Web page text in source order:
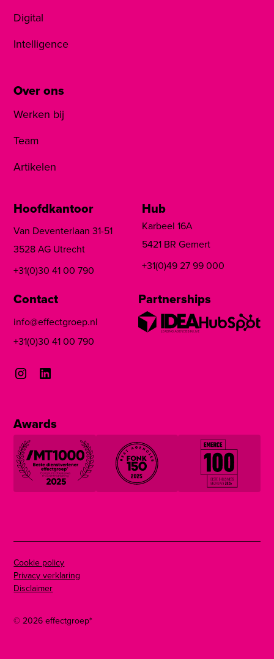
Digital
Intelligence
Over ons
Werken bij
Team
Artikelen
Hoofdkantoor
Van Deventerlaan 31-51
3528 AG Utrecht
+31(0)30 41 00 790
Hub
Karbeel 16A
5421 BR Gemert
+31(0)49 27 99 000
Contact
info@effectgroep.nl
+31(0)30 41 00 790
Partnerships
Awards
©2026effectgroep*
Cookie policy
Privacy verklaring
Disclaimer